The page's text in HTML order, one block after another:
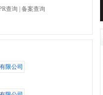
查询
备案查询
司